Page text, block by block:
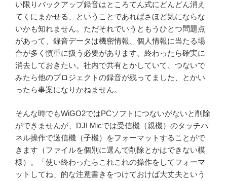
い限りバックアップ録音はところてん式にどんどん消え
てくにまかせる、ということであればさほど気にならな
いかも知れません。ただそれでいうともうひとつ問題点
があって、録音データは機密情報、個人情報に当たる場
合が多く慎重に扱う必要があります。終わったら確実に
消去しておきたい。社内で共有とかしていて、つないで
みたら他のプロジェクトの録音が残ってました、とかい
ったら事案になりかねません。
そんな時でもWiGO2ではPCソフトにつないがないと削除
ができませんが、DJI Micでは受信機（親機）のタッチパ
ネル操作で送信機（子機）をフォーマットすることがで
きます（ファイルを個別に選んで削除とかはできない模
様）。「使い終わったらこれこれの操作をしてフォーマ
ットしてね」的な注意書きをつけておけば大丈夫という